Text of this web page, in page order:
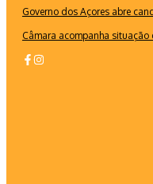
Governo dos Açores abre
Câmara acompanha